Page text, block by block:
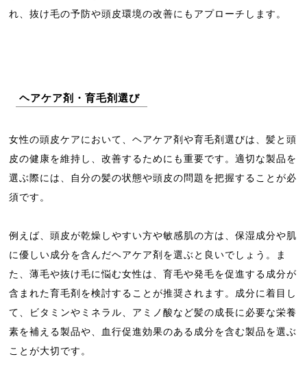
れ、抜け毛の予防や頭皮環境の改善にもアプローチします。
ヘアケア剤・育毛剤選び
女性の頭皮ケアにおいて、ヘアケア剤や育毛剤選びは、髪と頭
皮の健康を維持し、改善するためにも重要です。適切な製品を
選ぶ際には、自分の髪の状態や頭皮の問題を把握することが必
須です。
例えば、頭皮が乾燥しやすい方や敏感肌の方は、保湿成分や肌
に優しい成分を含んだヘアケア剤を選ぶと良いでしょう。ま
た、薄毛や抜け毛に悩む女性は、育毛や発毛を促進する成分が
含まれた育毛剤を検討することが推奨されます。成分に着目し
て、ビタミンやミネラル、アミノ酸など髪の成長に必要な栄養
素を補える製品や、血行促進効果のある成分を含む製品を選ぶ
ことが大切です。